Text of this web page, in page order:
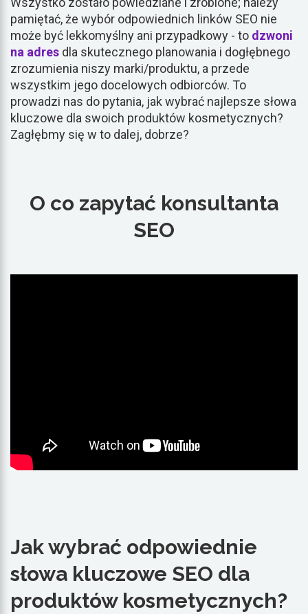
pamiętać, że wybór odpowiednich linków SEO nie
może być lekkomyślny ani przypadkowy - to dzwoni
na adres dla skutecznego planowania i dogłębnego
zrozumienia niszy marki/produktu, a przede
wszystkim jego docelowych odbiorców. To
prowadzi nas do pytania, jak wybrać najlepsze słowa
kluczowe dla swoich produktów kosmetycznych?
Zagłębmy się w to dalej, dobrze?
O co zapytać konsultanta
SEO
Jak wybrać odpowiednie
słowa kluczowe SEO dla
produktów kosmetycznych?